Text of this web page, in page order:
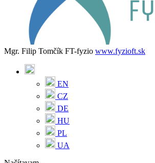
Mgr. Filip Tomčík FT-fyzio www.fyzioft.sk
EN
CZ
DE
HU
PL
UA